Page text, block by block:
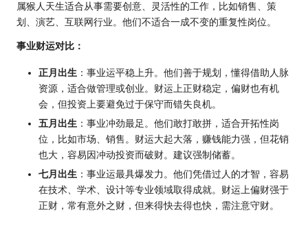
属猴人天生适合从事需要创意、灵活性的工作，比如销售、策
划、演艺、互联网行业。他们不适合一成不变的重复性岗位。
事业财运对比：
正月出生 ：事业运平稳上升。他们善于规划，懂得借助人脉
资源，适合做管理或创业。财运上正财稳定，偏财也有机
会，但投资上要避免过于保守而错失良机。
五月出生 ：事业冲劲最足。他们敢打敢拼，适合开拓性岗
位，比如市场、销售。财运大起大落，赚钱能力强，但花销
也大，容易因冲动投资而破财。建议强制储蓄。
七月出生 ：事业运最具爆发力。他们凭借过人的才智，容易
在技术、学术、设计等专业领域取得成就。财运上偏财强于
正财，常有意外之财，但来得快去得也快，需注意守财。